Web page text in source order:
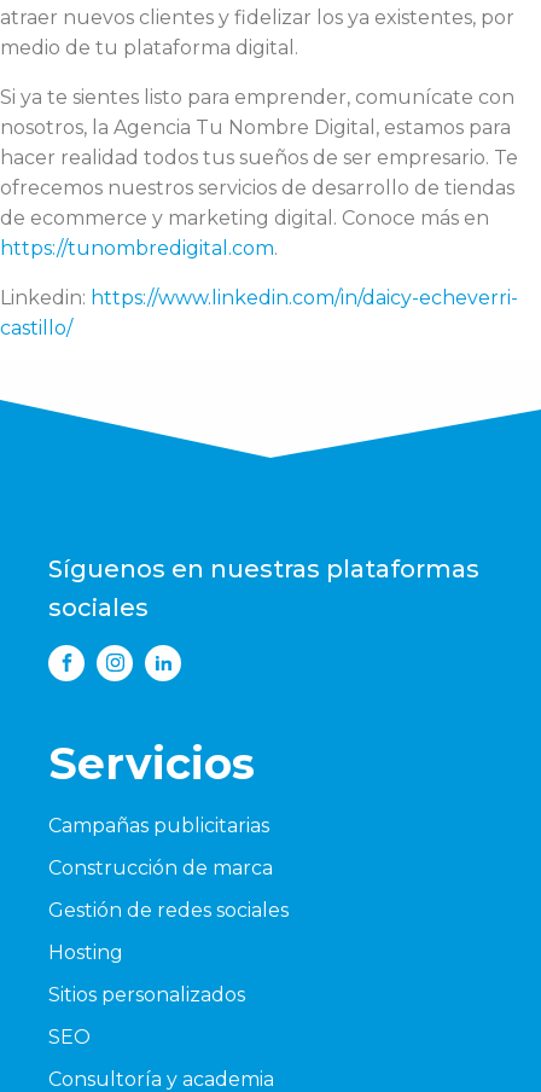
atraer nuevos clientes y fidelizar los ya existentes, por
medio de tu plataforma digital.
Si ya te sientes listo para emprender, comunícate con
nosotros, la Agencia Tu Nombre Digital, estamos para
hacer realidad todos tus sueños de ser empresario. Te
ofrecemos nuestros servicios de desarrollo de tiendas
de ecommerce y marketing digital. Conoce más en
https://tunombredigital.com.
Linkedin: https://www.linkedin.com/in/daicy-echeverri-
castillo/
Síguenos en nuestras plataformas
sociales
Servicios
Campañas publicitarias
Construcción de marca
Gestión de redes sociales
Hosting
Sitios personalizados
SEO
Consultoría y academia